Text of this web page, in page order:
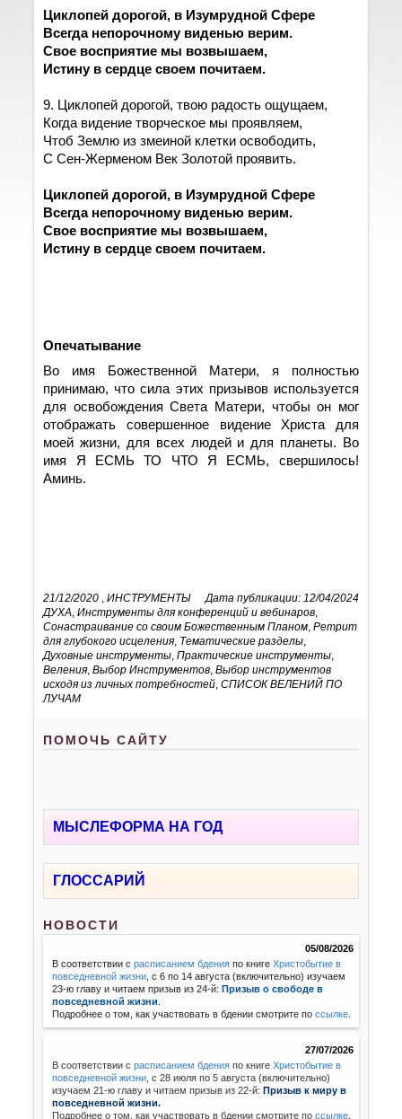
Циклопей дорогой, в Изумрудной Сфере
Всегда непорочному виденью верим.
Свое восприятие мы возвышаем,
Истину в сердце своем почитаем.
9. Циклопей дорогой, твою радость ощущаем,
Когда видение творческое мы проявляем,
Чтоб Землю из змеиной клетки освободить,
С Сен-Жерменом Век Золотой проявить.
Циклопей дорогой, в Изумрудной Сфере
Всегда непорочному виденью верим.
Свое восприятие мы возвышаем,
Истину в сердце своем почитаем.
Опечатывание
Во имя Божественной Матери, я полностью
принимаю, что сила этих призывов используется
для освобождения Света Матери, чтобы он мог
отображать совершенное видение Христа для
моей жизни, для всех людей и для планеты. Во
имя Я ЕСМЬ ТО ЧТО Я ЕСМЬ, свершилось!
Аминь.
21/12/2020 Дата публикации: 12/04/2024
,ИНСТРУМЕНТЫ
ДУХА ,Инструменты для конференций и вебинаров
Сонастраивание со своим Божественным Планом ,Ретрит
для глубокого исцеления Тематические разделы
Духовные инструменты ,Практические инструменты
Веления ,Выбор Инструментов ,Выбор инструментов
исходя из личных потребностей ,СПИСОК ВЕЛЕНИЙ ПО
ЛУЧАМ
ПОМОЧЬ САЙТУ
МЫСЛЕФОРМА НА ГОД
ГЛОССАРИЙ
НОВОСТИ
05/08/2026
В соответствии срасписанием бдения по книгеХристобытие в
повседневной жизни , с 6 по 14 августа (включительно) изучаем
23-ю главу и читаем призыв из 24-й:Призыв о свободе в
повседневной жизни
Подробнее о том, как участвовать в бдении смотрите поссылке
27/07/2026
В соответствии с расписанием бдения по книгеХристобытие в
повседневной жизни с 28 июля по 5 августа (включительно)
изучаем 21-ю главу и читаем призыв из 22-й:Призыв к миру в
повседневной жизни.
Подробнее о том, как участвовать в бдении смотрите поссылке